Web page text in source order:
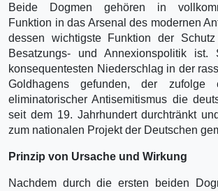
Beide Dogmen gehören in
Funktion in das Arsenal des modernen
dessen wichtigste Funktion der
Besatzungs- und Annexionspolitik
konsequentesten Niederschlag in der
Goldhagens gefunden, der zufolge
eliminatorischer Antisemitismus die
seit dem 19. Jahrhundert durchtränkt
zum nationalen Projekt der Deutschen
Prinzip von Ursache und Wirkung
Nachdem durch die ersten beiden